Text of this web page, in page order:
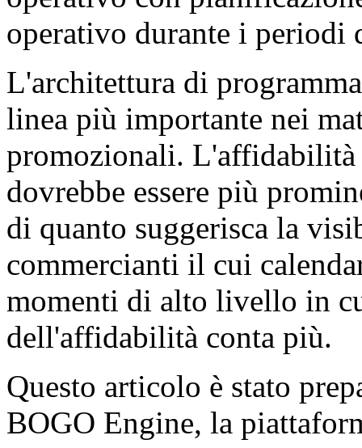
operativo durante i periodi
L'architettura di
linea più importante nei
promozionali. L'affidabilità
dovrebbe essere più
di quanto suggerisca la
commercianti il cui
momenti di alto livello in
dell'affidabilità conta più.
Questo articolo è stato
BOGO Engine, la